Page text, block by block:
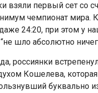
взяли первый сет со
чемпионат мира.
24:20, при этом у
шло абсолютно
россиянки
Кошелева,
буквально